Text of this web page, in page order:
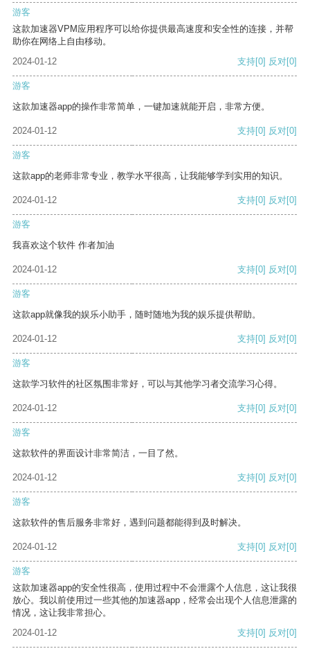
游客
这款加速器VPM应用程序可以给你提供最高速度和安全性的连接，并帮
助你在网络上自由移动。
2024-01-12
支持[0] 反对[0]
游客
这款加速器app的操作非常简单，一键加速就能开启，非常方便。
2024-01-12 支持[0] 反对[0]
游客
这款app的老师非常专业，教学水平很高，让我能够学到实用的知识。
2024-01-12 支持[0] 反对[0]
游客
我喜欢这个软件 作者加油
2024-01-12 支持[0] 反对[0]
游客
这款app就像我的娱乐小助手，随时随地为我的娱乐提供帮助。
2024-01-12 支持[0] 反对[0]
游客
这款学习软件的社区氛围非常好，可以与其他学习者交流学习心得。
2024-01-12 支持[0] 反对[0]
游客
这款软件的界面设计非常简洁，一目了然。
2024-01-12 支持[0] 反对[0]
游客
这款软件的售后服务非常好，遇到问题都能得到及时解决。
2024-01-12 支持[0] 反对[0]
游客
这款加速器app的安全性很高，使用过程中不会泄露个人信息，这让我很
放心。我以前使用过一些其他的加速器app，经常会出现个人信息泄露的
情况，这让我非常担心。
2024-01-12
支持[0] 反对[0]